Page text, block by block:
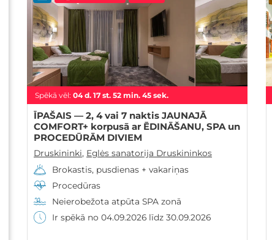
Spēkā vēl: 04d. 17 st. 52 min. 44 sek.
ĪPAŠAIS — 2, 4 vai 7 naktis JAUNAJĀ
COMFORT+ korpusā ar ĒDINĀŠANU, SPA un
PROCEDŪRĀM DIVIEM
Druskininki, Eglės sanatorija Druskininkos
Brokastis, pusdienas + vakariņas
Procedūras
Neierobežota atpūta SPA zonā
Ir spēkā no 04.09.2026 līdz 30.09.2026